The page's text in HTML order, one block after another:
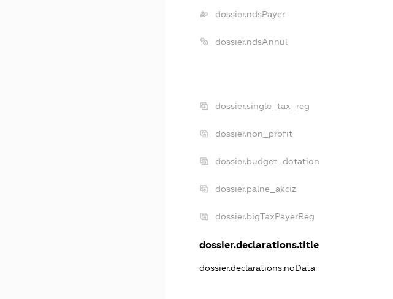
dossier.ndsPayer
dossier.ndsAnnul
dossier.single_tax_reg
dossier.non_profit
dossier.budget_dotation
dossier.palne_akciz
dossier.bigTaxPayerReg
dossier.declarations.title
dossier.declarations.noData